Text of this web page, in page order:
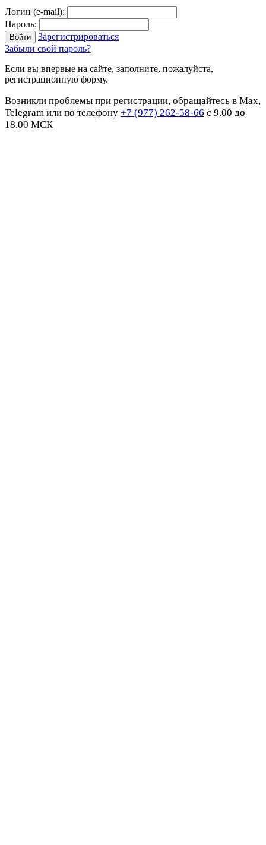
Логин (e-mail):
Пароль:
Зарегистрироваться
Забыли свой пароль?
Если вы впервые на сайте, заполните, пожалуйста,
регистрационную форму.
Возникли проблемы при регистрации, обращайтесь в Max,
Telegram или по телефону +7 (977) 262-58-66 с 9.00 до
18.00 МСК